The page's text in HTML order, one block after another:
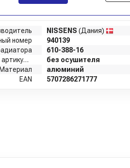
NISSENS (Дания)
номер
940139
610-388-16
Дополнительный артикул / дополнительная информация 2
без осушителя
Материал
алюминий
EAN
5707286271777